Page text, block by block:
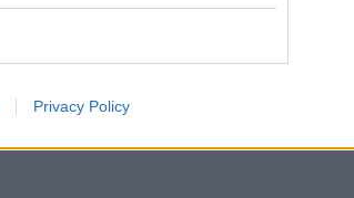
Privacy Policy